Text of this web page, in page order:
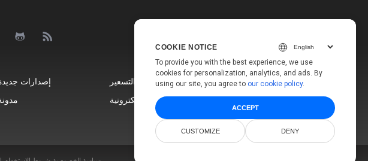
إصدارات
التسعير
مواقع إلكترونية
COOKIE NOTICE
To provide you with the best experience, we use
cookies for personalization, analytics, and ads. By
using our site, you agree to our cookie policy.
ACCEPT
CUSTOMIZE DENY